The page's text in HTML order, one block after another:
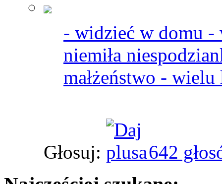
- widzieć w domu -
niemiła
małżeństwo -
Głosuj: 642